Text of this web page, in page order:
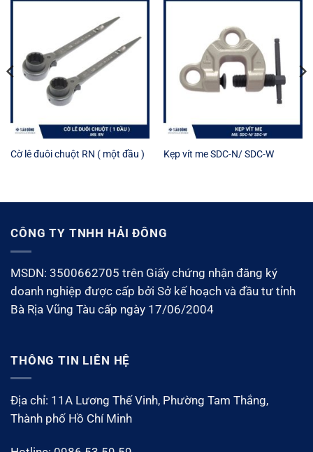
Cờ lê đuôi chuột RN ( một đầu ) Kẹp vít me SDC-N/ SDC-W
CÔNG TY TNHH HẢI ĐÔNG
MSDN: 3500662705 trên Giấy chứng nhận đăng ký
doanh nghiệp được cấp bởi Sở kế hoạch và đầu tư tỉnh
Bà Rịa Vũng Tàu cấp ngày 17/06/2004
THÔNG TIN LIÊN HỆ
Địa chỉ: 11A Lương Thế Vinh, Phường Tam Thắng,
Thành phố Hồ Chí Minh